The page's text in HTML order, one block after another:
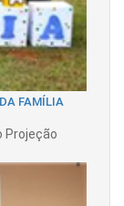
FAMÍLIA
Projeção